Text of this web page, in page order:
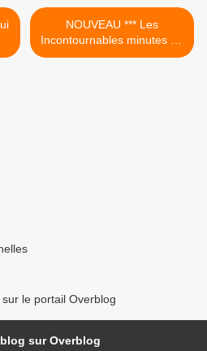
NOUVEAU *** Les
Incontournables minutes de
Miss Tale : Georges-
le portail Overblog
sur Overblog